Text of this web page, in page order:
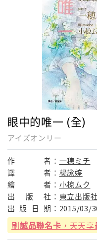
眼中的唯一 (全)
アイズオンリー
作 者： 一穂ミチ
譯
者： 楊詠婷
繪
者： 小椋ムク
出
版 社： 東立出版
出 版 日 期： 2015/03/
刷誠品聯名卡 ，天天